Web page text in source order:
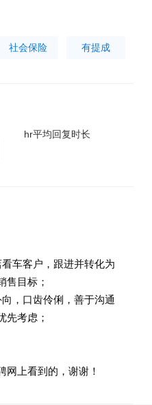
社会保险 有提成
hr平均回复时长
车客户，跟进并转化为
售目标；
，口齿伶俐，善于沟通
先考虑；
网上看到的，谢谢！